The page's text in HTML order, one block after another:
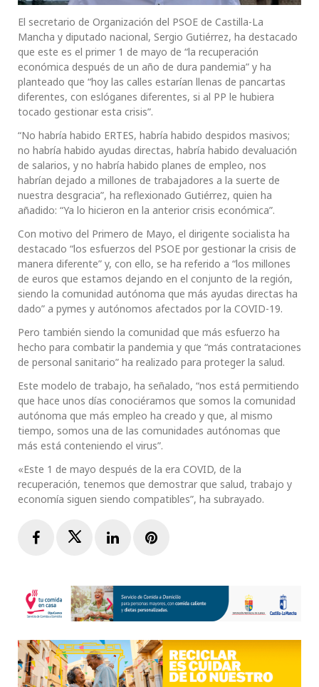
El secretario de Organización del PSOE de Castilla-La
Mancha y diputado nacional, Sergio Gutiérrez, ha destacado
que este es el primer 1 de mayo de “la recuperación
económica después de un año de dura pandemia” y ha
planteado que “hoy las calles estarían llenas de pancartas
diferentes, con eslóganes diferentes, si al PP le hubiera
tocado gestionar esta crisis”.
“No habría habido ERTES, habría habido despidos masivos;
no habría habido ayudas directas, habría habido devaluación
de salarios, y no habría habido planes de empleo, nos
habrían dejado a millones de trabajadores a la suerte de
nuestra desgracia”, ha reflexionado Gutiérrez, quien ha
añadido: “Ya lo hicieron en la anterior crisis económica”.
Con motivo del Primero de Mayo, el dirigente socialista ha
destacado “los esfuerzos del PSOE por gestionar la crisis de
manera diferente” y, con ello, se ha referido a “los millones
de euros que estamos dejando en el conjunto de la región,
siendo la comunidad autónoma que más ayudas directas ha
dado” a pymes y autónomos afectados por la COVID-19.
Pero también siendo la comunidad que más esfuerzo ha
hecho para combatir la pandemia y que “más contrataciones
de personal sanitario” ha realizado para proteger la salud.
Este modelo de trabajo, ha señalado, “nos está permitiendo
que hace unos días conociéramos que somos la comunidad
autónoma que más empleo ha creado y que, al mismo
tiempo, somos una de las comunidades autónomas que
más está conteniendo el virus”.
«Este 1 de mayo después de la era COVID, de la
recuperación, tenemos que demostrar que salud, trabajo y
economía siguen siendo compatibles”, ha subrayado.
FacebookTwitterLinkedInPinterest